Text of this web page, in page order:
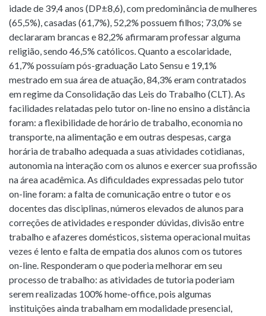
idade de 39,4 anos (DP±8,6), com predominância de mulheres
(65,5%), casadas (61,7%), 52,2% possuem filhos; 73,0% se
declararam brancas e 82,2% afirmaram professar alguma
religião, sendo 46,5% católicos. Quanto a escolaridade,
61,7% possuíam pós-graduação Lato Sensu e 19,1%
mestrado em sua área de atuação, 84,3% eram contratados
em regime da Consolidação das Leis do Trabalho (CLT). As
facilidades relatadas pelo tutor on-line no ensino a distância
foram: a flexibilidade de horário de trabalho, economia no
transporte, na alimentação e em outras despesas, carga
horária de trabalho adequada a suas atividades cotidianas,
autonomia na interação com os alunos e exercer sua profissão
na área acadêmica. As dificuldades expressadas pelo tutor
on-line foram: a falta de comunicação entre o tutor e os
docentes das disciplinas, números elevados de alunos para
correções de atividades e responder dúvidas, divisão entre
trabalho e afazeres domésticos, sistema operacional muitas
vezes é lento e falta de empatia dos alunos com os tutores
on-line. Responderam o que poderia melhorar em seu
processo de trabalho: as atividades de tutoria poderiam
serem realizadas 100% home-office, pois algumas
instituições ainda trabalham em modalidade presencial,